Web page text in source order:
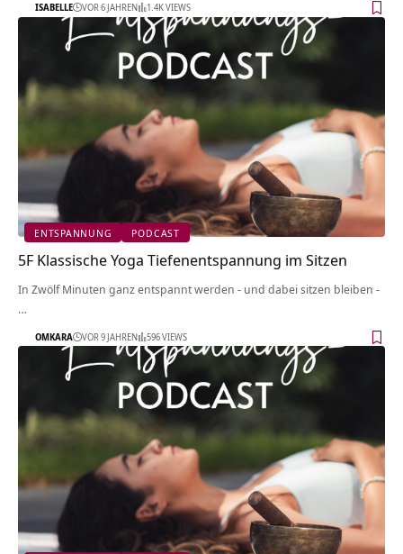
ISABELLE VOR 6 JAHREN 1.4K VIEWS
ENTSPANNUNG PODCAST
5F Klassische Yoga Tiefenentspannung im Sitzen
In Zwölf Minuten ganz entspannt werden - und dabei sitzen bleiben -
…
OMKARA VOR 9 JAHREN 596 VIEWS